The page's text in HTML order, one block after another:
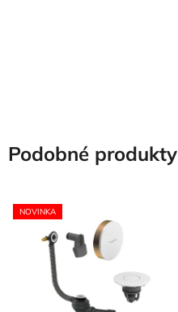
Podobné produkty
NOVINKA